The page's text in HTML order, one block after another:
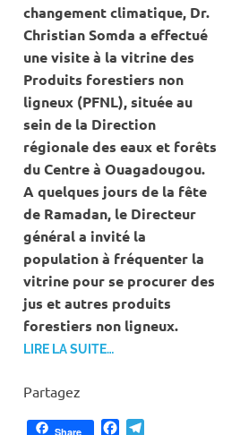
changement climatique, Dr.
Christian Somda a effectué
une visite à la vitrine des
Produits forestiers non
ligneux (PFNL), située au
sein de la Direction
régionale des eaux et forêts
du Centre à Ouagadougou.
A quelques jours de la fête
de Ramadan, le Directeur
général a invité la
population à fréquenter la
vitrine pour se procurer des
jus et autres produits
forestiers non ligneux.
LIRE LA SUITE…
Partagez
Share Facebook